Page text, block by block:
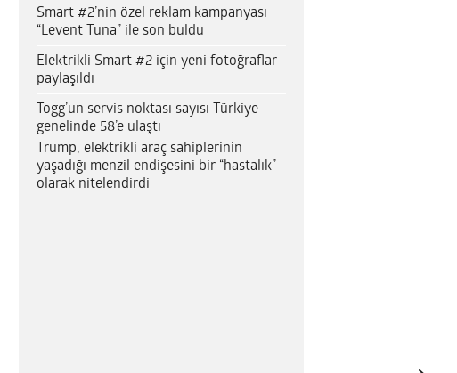
Smart #2’nin özel reklam kampanyası
“Levent Tuna” ile son buldu
Elektrikli Smart #2 için yeni fotoğraflar
paylaşıldı
Togg’un servis noktası sayısı Türkiye
genelinde 58’e ulaştı
Trump, elektrikli araç sahiplerinin
yaşadığı menzil endişesini bir “hastalık”
olarak nitelendirdi